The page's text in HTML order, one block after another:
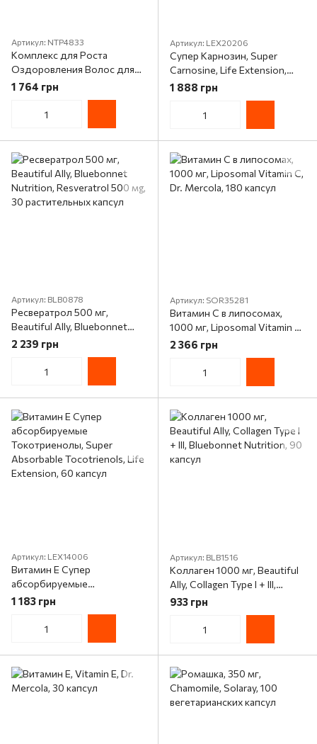
Артикул: NTP4833
Комплекс для Роста
Оздоровления Волос для
Женщин, Ultra Hair, Natures
Plus, 60 таблеток
1 764 грн
Артикул: LEX20206
Супер Карнозин, Super
Carnosine, Life Extension,
500 мг, 60 вегетарианских
1 888 грн
Артикул: BLB0878
Ресвератрол 500 мг,
Beautiful Ally, Bluebonnet
Nutrition, Resveratrol 500 мg,
30 растительных капсул
2 239 грн
Артикул: SOR35281
Витамин C в липосомах,
1000 мг, Liposomal Vitamin C,
Dr. Mercola, 180 капсул
2 366 грн
Артикул: LEX14006
Витамин Е Супер
абсорбируемые
Токотриенолы, Super
Absorbable Tocotrienols, Life
Extension, 60 капсул
1 183 грн
Артикул: BLB1516
Коллаген 1000 мг, Beautiful
Ally, Collagen Type I + III,
Bluebonnet Nutrition, 90
933 грн